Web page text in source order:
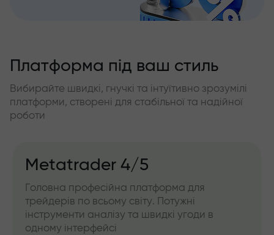
Платформа під ваш стиль
Вибирайте швидкі, гнучкі та інтуїтивно зрозумілі
платформи, створені для стабільної та надійної
роботи
Metatrader 4/5
Головна професійна платформа для
трейдерів по всьому світу. Потужні
інструменти аналізу та швидкі угоди в
одному інтерфейсі